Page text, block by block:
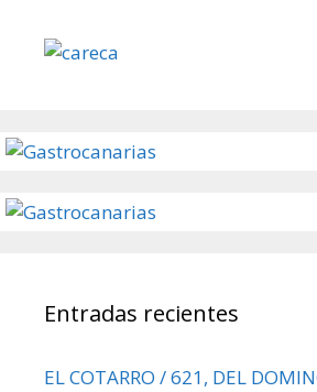
Entradas recientes
EL COTARRO / 621, DEL